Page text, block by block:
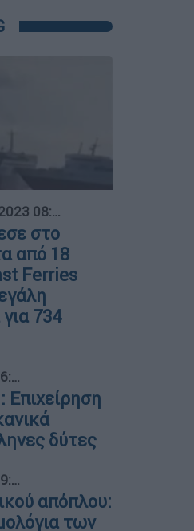
08:05
στο
από 18
Ferries
734
δύτες
απόπλου:
των